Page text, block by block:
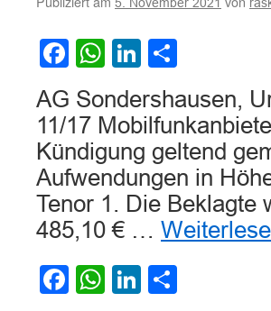
Facebook
WhatsApp
LinkedIn
AG Sondershausen,
11/17
Kündigung geltend
Aufwendungen in
Tenor 1. Die Beklagte
485,10 € …
Facebook
WhatsApp
LinkedIn